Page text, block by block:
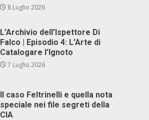
8 Luglio 2026
L’Archivio dell’Ispettore Di
Falco | Episodio 4: L’Arte di
Catalogare l’Ignoto
7 Luglio 2026
Il caso Feltrinelli e quella nota
speciale nei file segreti della
CIA